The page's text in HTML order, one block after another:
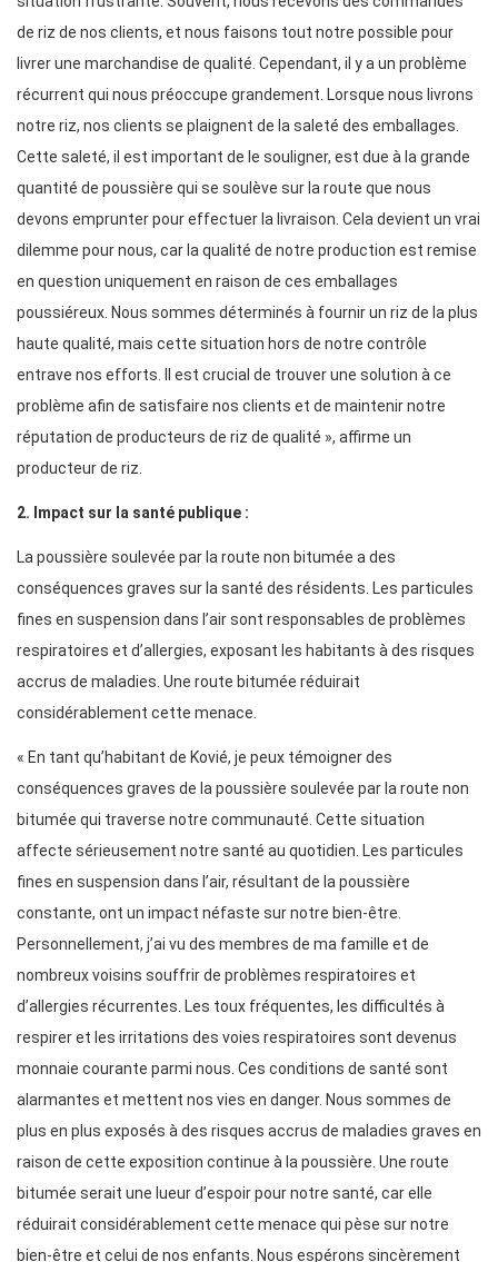
de riz de nos clients, et nous faisons tout notre possible pour
livrer une marchandise de qualité. Cependant, il y a un problème
récurrent qui nous préoccupe grandement. Lorsque nous livrons
notre riz, nos clients se plaignent de la saleté des emballages.
Cette saleté, il est important de le souligner, est due à la grande
quantité de poussière qui se soulève sur la route que nous
devons emprunter pour effectuer la livraison. Cela devient un vrai
dilemme pour nous, car la qualité de notre production est remise
en question uniquement en raison de ces emballages
poussiéreux. Nous sommes déterminés à fournir un riz de la plus
haute qualité, mais cette situation hors de notre contrôle
entrave nos efforts. Il est crucial de trouver une solution à ce
problème afin de satisfaire nos clients et de maintenir notre
réputation de producteurs de riz de qualité », affirme un
producteur de riz.
2. Impact sur la santé publique :
La poussière soulevée par la route non bitumée a des
conséquences graves sur la santé des résidents. Les particules
fines en suspension dans l’air sont responsables de problèmes
respiratoires et d’allergies, exposant les habitants à des risques
accrus de maladies. Une route bitumée réduirait
considérablement cette menace.
« En tant qu’habitant de Kovié, je peux témoigner des
conséquences graves de la poussière soulevée par la route non
bitumée qui traverse notre communauté. Cette situation
affecte sérieusement notre santé au quotidien. Les particules
fines en suspension dans l’air, résultant de la poussière
constante, ont un impact néfaste sur notre bien-être.
Personnellement, j’ai vu des membres de ma famille et de
nombreux voisins souffrir de problèmes respiratoires et
d’allergies récurrentes. Les toux fréquentes, les difficultés à
respirer et les irritations des voies respiratoires sont devenus
monnaie courante parmi nous. Ces conditions de santé sont
alarmantes et mettent nos vies en danger. Nous sommes de
plus en plus exposés à des risques accrus de maladies graves en
raison de cette exposition continue à la poussière. Une route
bitumée serait une lueur d’espoir pour notre santé, car elle
réduirait considérablement cette menace qui pèse sur notre
bien-être et celui de nos enfants. Nous espérons sincèrement